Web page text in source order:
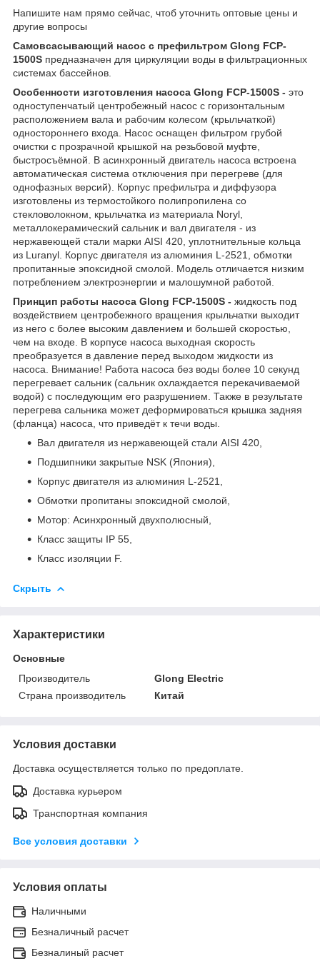
Напишите нам прямо сейчас, чтоб уточнить оптовые цены и
другие вопросы
Самовсасывающий насос с префильтром Glong FCP-
1500S предназначен для циркуляции воды в фильтрационных
системах бассейнов.
Особенности изготовления насоса Glong FCP-1500S - это
одноступенчатый центробежный насос с горизонтальным
расположением вала и рабочим колесом (крыльчаткой)
одностороннего входа. Насос оснащен фильтром грубой
очистки с прозрачной крышкой на резьбовой муфте,
быстросъёмной. В асинхронный двигатель насоса встроена
автоматическая система отключения при перегреве (для
однофазных версий). Корпус префильтра и диффузора
изготовлены из термостойкого полипропилена со
стекловолокном, крыльчатка из материала Noryl,
металлокерамический сальник и вал двигателя - из
нержавеющей стали марки AISI 420, уплотнительные кольца
из Luranyl. Корпус двигателя из алюминия L-2521, обмотки
пропитанные эпоксидной смолой. Модель отличается низким
потреблением электроэнергии и малошумной работой.
Принцип работы насоса Glong FCP-1500S - жидкость под
воздействием центробежного вращения крыльчатки выходит
из него с более высоким давлением и большей скоростью,
чем на входе. В корпусе насоса выходная скорость
преобразуется в давление перед выходом жидкости из
насоса. Внимание! Работа насоса без воды более 10 секунд
перегревает сальник (сальник охлаждается перекачиваемой
водой) с последующим его разрушением. Также в результате
перегрева сальника может деформироваться крышка задняя
(фланца) насоса, что приведёт к течи воды.
Вал двигателя из нержавеющей стали AISI 420,
Подшипники закрытые NSK (Япония),
Корпус двигателя из алюминия L-2521,
Обмотки пропитаны эпоксидной смолой,
Мотор: Асинхронный двухполюсный,
Класс защиты IP 55,
Класс изоляции F.
Скрыть
Характеристики
Основные
Производитель
Glong Electric
Страна производитель
Китай
Условия доставки
Доставка осуществляется только по предоплате.
Доставка курьером
Транспортная компания
Все условия доставки
Условия оплаты
Наличными
Безналичный расчет
Безналиный расчет